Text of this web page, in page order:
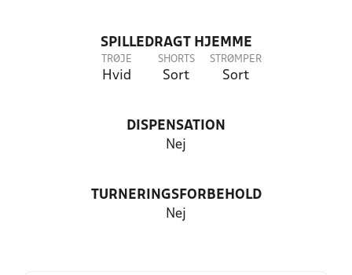
SPILLEDRAGT HJEMME
TRØJE
Hvid
SHORTS
Sort
STRØMPER
Sort
DISPENSATION
Nej
TURNERINGSFORBEHOLD
Nej